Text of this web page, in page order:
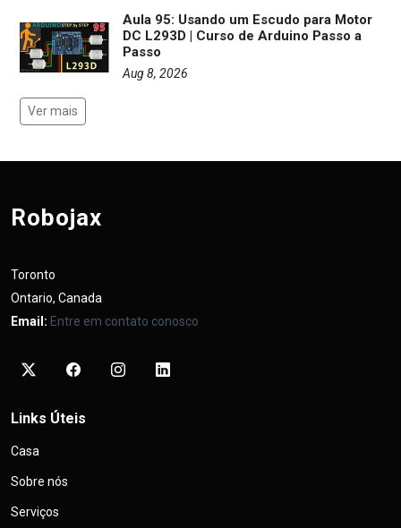
Aula 95: Usando um Escudo para Motor
DC L293D | Curso de Arduino Passo a
Passo
Aug 8, 2026
Ver mais
Robojax
Toronto
Ontario, Canada
Email: Entre em contato conosco
Links Úteis
Casa
Sobre nós
Serviços